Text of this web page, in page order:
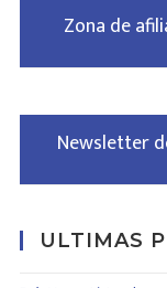
Zona de
Newsletter
ULTIMAS